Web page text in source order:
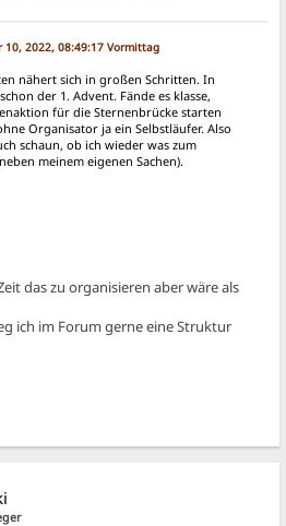
10, 2022, 08:49:17 Vormittag
nähert sich in großen Schritten. In
der 1. Advent. Fände es klasse,
für die Sternenbrücke starten
Organisator ja ein Selbstläufer. Also
schaun, ob ich wieder was zum
meinem eigenen Sachen).
das zu organisieren aber wäre als
ich im Forum gerne eine Struktur